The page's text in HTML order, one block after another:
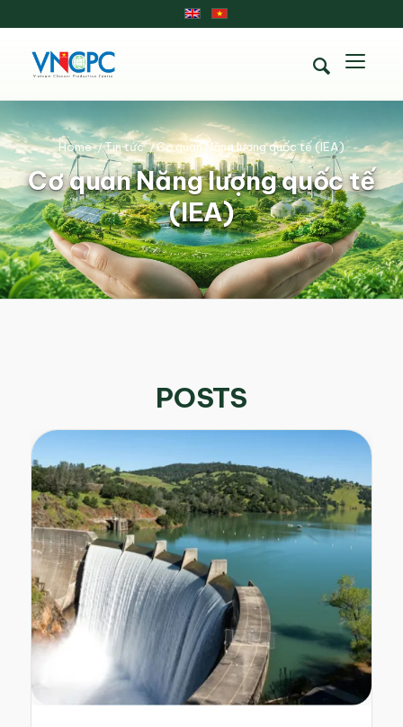
Cơ quan Năng lượng quốc tế
(IEA)
Home /Tin tức /Cơ quan Năng lượng quốc tế (IEA)
POSTS